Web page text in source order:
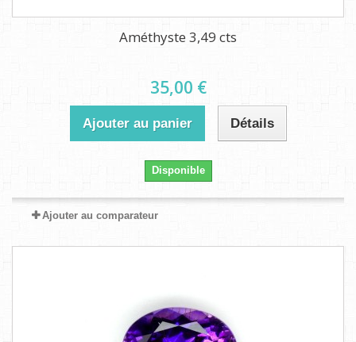
Améthyste 3,49 cts
35,00 €
Ajouter au panier Détails
Disponible
Ajouter au comparateur